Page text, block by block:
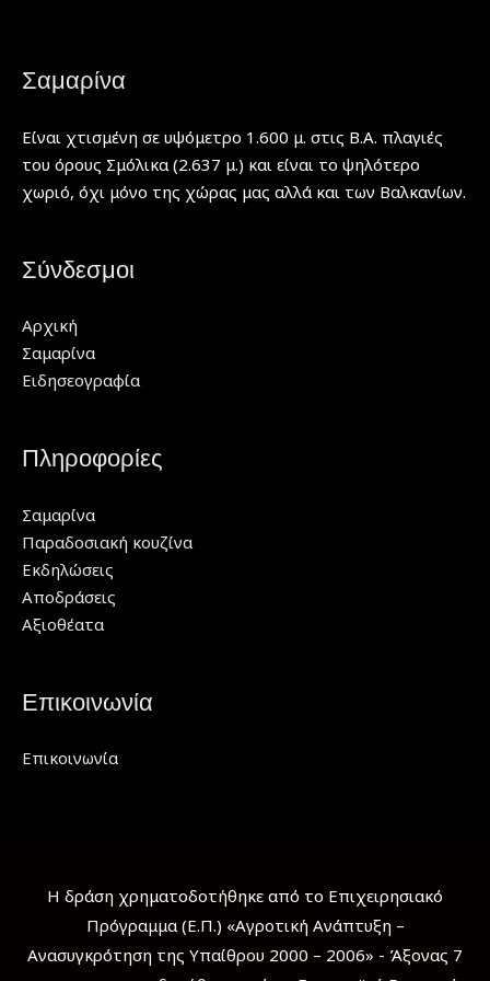
Σαμαρίνα
Είναι χτισμένη σε υψόμετρο 1.600 μ. στις Β.Α. πλαγιές
του όρους Σμόλικα (2.637 μ.) και είναι το ψηλότερο
χωριό, όχι μόνο της χώρας μας αλλά και των Βαλκανίων.
Σύνδεσμοι
Αρχική
Σαμαρίνα
Ειδησεογραφία
Πληροφορίες
Σαμαρίνα
Παραδοσιακή κουζίνα
Εκδηλώσεις
Αποδράσεις
Αξιοθέατα
Επικοινωνία
Επικοινωνία
Η δράση χρηματοδοτήθηκε από το Επιχειρησιακό
Πρόγραμμα (Ε.Π.) «Αγροτική Ανάπτυξη –
Ανασυγκρότηση της Υπαίθρου 2000 – 2006» - Άξονας 7